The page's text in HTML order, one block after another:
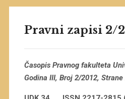
Pravni zapisi 2/
Časopis Pravnog fakulteta
Godina III, Broj 2/2012,